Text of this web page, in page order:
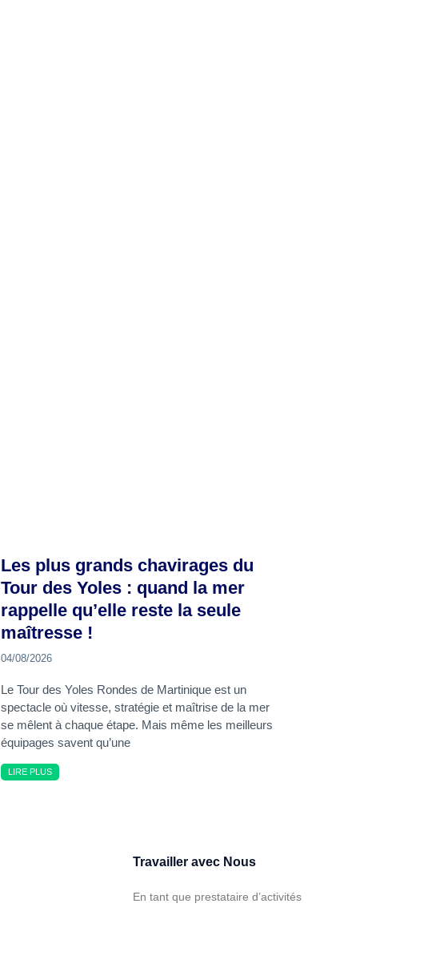
Les plus grands chavirages du
Tour des Yoles : quand la mer
rappelle qu’elle reste la seule
maîtresse !
04/08/2026
Le Tour des Yoles Rondes de Martinique est un
spectacle où vitesse, stratégie et maîtrise de la mer
se mêlent à chaque étape. Mais même les meilleurs
équipages savent qu’une
LIRE PLUS
Travailler avec Nous
En tant que prestataire d’activités